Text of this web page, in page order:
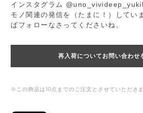
インスタグラム
モノ関連の発信を（たまに！）してい
ばフォローなさってくださいね。
再入荷についてお問い合わせ
※この商品は10点までのご注文とさせていただきま